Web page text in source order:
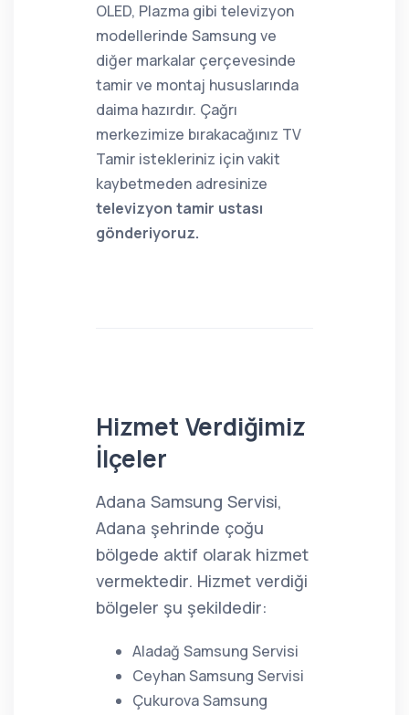
OLED, Plazma gibi televizyon
modellerinde Samsung ve
diğer markalar çerçevesinde
tamir ve montaj hususlarında
daima hazırdır. Çağrı
merkezimize bırakacağınız TV
Tamir istekleriniz için vakit
kaybetmeden adresinize
televizyon tamir ustası
gönderiyoruz.
Hizmet Verdiğimiz
İlçeler
Adana Samsung Servisi,
Adana şehrinde çoğu
bölgede aktif olarak hizmet
vermektedir. Hizmet verdiği
bölgeler şu şekildedir:
Aladağ Samsung Servisi
Ceyhan Samsung Servisi
Çukurova Samsung